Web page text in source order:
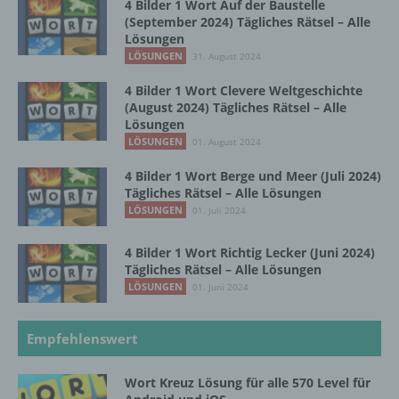
4 Bilder 1 Wort Auf der Baustelle
(September 2024) Tägliches Rätsel – Alle
Lösungen
LÖSUNGEN 31. August 2024
4 Bilder 1 Wort Clevere Weltgeschichte
(August 2024) Tägliches Rätsel – Alle
Lösungen
LÖSUNGEN 01. August 2024
4 Bilder 1 Wort Berge und Meer (Juli 2024)
Tägliches Rätsel – Alle Lösungen
LÖSUNGEN 01. Juli 2024
4 Bilder 1 Wort Richtig Lecker (Juni 2024)
Tägliches Rätsel – Alle Lösungen
LÖSUNGEN 01. Juni 2024
Empfehlenswert
Wort Kreuz Lösung für alle 570 Level für
einer identifizierten oder identifizierbaren
natürlichen Person zugewiesen werden.
g) Verantwortlicher oder für die Verarbeitung
Verantwortlicher
Verantwortlicher oder für die Verarbeitung
Verantwortlicher ist die natürliche oder
juristische Person, Behörde, Einrichtung
oder andere Stelle, die allein oder
gemeinsam mit anderen über die Zwecke
personenbezogenen Daten entscheidet.
Sind die Zwecke und Mittel dieser
Verarbeitung durch das Unionsrecht oder
beziehungsweise können die bestimmten
Unionsrecht oder dem Recht der